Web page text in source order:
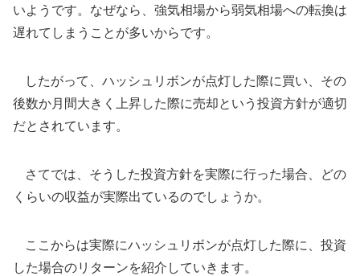
いようです。なぜなら、強気相場から弱気相場への転換は
遅れてしまうことが多いからです。
したがって、ハッシュリボンが点灯した際に買い、その
後数か月間大きく上昇した際に売却という投資方針が適切
だとされています。
さてでは、そうした投資方針を実際に行った場合、どの
くらいの収益が実際出ているのでしょうか。
ここからは実際にハッシュリボンが点灯した際に、投資
した場合のリターンを紹介していきます。